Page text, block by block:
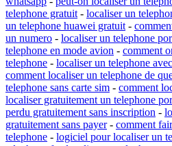
telephone gratuit - localiser un
un telephone huawei gratuit -
un numero - localiser un telephone
telephone en mode avion - comment
telephone - localiser un telephone
comment localiser un telephone de
telephone sans carte sim - comment
localiser gratuitement un telephone
perdu gratuitement sans inscription -
gratuitement sans payer- comment
telephone - logiciel pour localiser un